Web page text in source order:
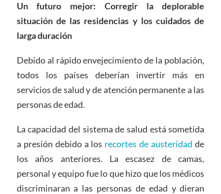
Un futuro mejor: Corregir la deplorable
situación de las residencias y los cuidados de
larga duración
Debido al rápido envejecimiento de la población,
todos los países deberían invertir más en
servicios de salud y de atención permanente a las
personas de edad.
La capacidad del sistema de salud está sometida
a presión debido a los recortes de austeridad de
los años anteriores. La escasez de camas,
personal y equipo fue lo que hizo que los médicos
discriminaran a las personas de edad y dieran